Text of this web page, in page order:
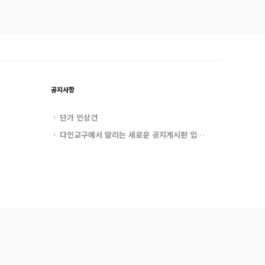
공지사항
단가 인상건
다인교구에서 알리는 새로운 공지게시판 입니다.